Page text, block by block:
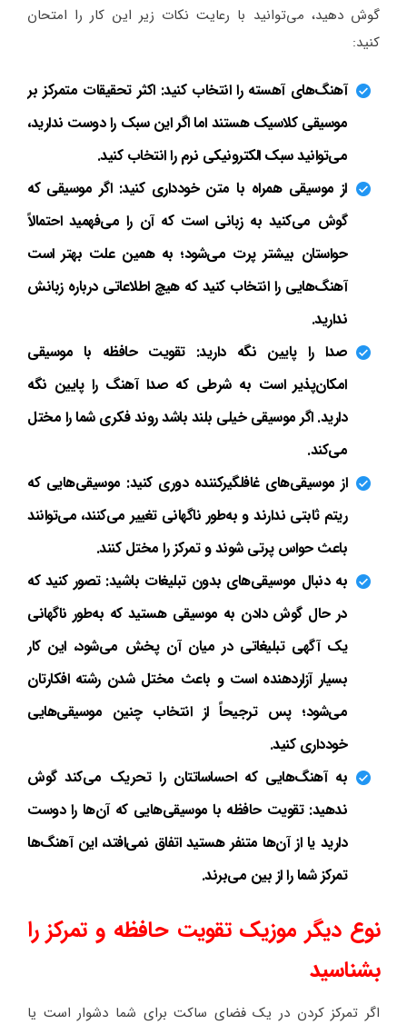
گوش دهید، می‌توانید با رعایت نکات زیر این کار را امتحان
کنید:
آهنگ‌های آهسته را انتخاب کنید: اکثر تحقیقات متمرکز بر
موسیقی کلاسیک هستند اما اگر این سبک را دوست ندارید،
می‌توانید سبک الکترونیکی نرم را انتخاب کنید.
از موسیقی همراه با متن خودداری کنید: اگر موسیقی که
گوش می‌کنید به زبانی است که آن را می‌فهمید احتمالاً
حواستان بیشتر پرت می‌شود؛ به همین علت بهتر است
آهنگ‌هایی را انتخاب کنید که هیچ اطلاعاتی درباره زبانش
ندارید.
صدا را پایین نگه دارید: تقویت حافظه با موسیقی
امکان‌پذیر است به شرطی که صدا آهنگ را پایین نگه
دارید. اگر موسیقی خیلی بلند باشد روند فکری شما را مختل
می‌کند.
از موسیقی‌های غافلگیرکننده دوری کنید: موسیقی‌هایی که
ریتم ثابتی ندارند و به‌طور ناگهانی تغییر می‌کنند، می‌توانند
باعث حواس پرتی شوند و تمرکز را مختل کنند.
به دنبال موسیقی‌های بدون تبلیغات باشید: تصور کنید که
در حال گوش دادن به موسیقی هستید که به‌طور ناگهانی
یک آگهی تبلیغاتی در میان آن پخش می‌شود، این کار
بسیار آزاردهنده است و باعث مختل شدن رشته افکارتان
می‌شود؛ پس ترجیحاً از انتخاب چنین موسیقی‌هایی
خودداری کنید.
به آهنگ‌هایی که احساساتتان را تحریک می‌کند گوش
ندهید: تقویت حافظه با موسیقی‌هایی که آن‌ها را دوست
دارید یا از آن‌ها متنفر هستید اتفاق نمی‌افتد، این آهنگ‌ها
تمرکز شما را از بین می‌برند.
نوع دیگر موزیک تقویت حافظه و تمرکز را
بشناسید
اگر تمرکز کردن در یک فضای ساکت برای شما دشوار است یا